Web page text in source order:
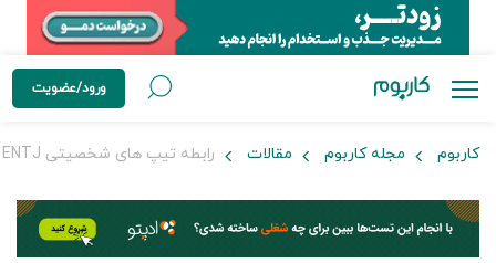
ورود/عضویت
کاربوم مجله کاربوم مقالات رابطه تیپ های شخصیتی ENTJ و ENFJ